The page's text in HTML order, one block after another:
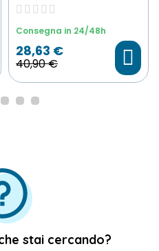
Consegna in 24/48h
40,90 €
28,63 €
stai cercando?